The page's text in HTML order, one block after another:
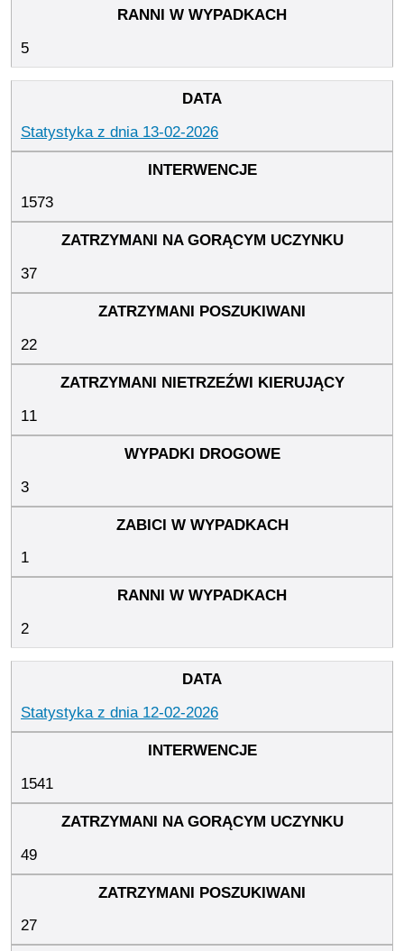
5
Statystyka z dnia 13-02-2026
1573
37
22
11
3
1
2
Statystyka z dnia 12-02-2026
1541
49
27